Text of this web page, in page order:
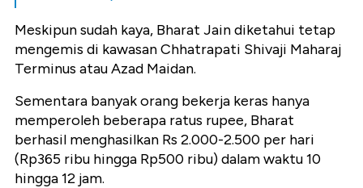
Meskipun sudah kaya, Bharat Jain diketahui tetap
mengemis di kawasan Chhatrapati Shivaji Maharaj
Terminus atau Azad Maidan.
Sementara banyak orang bekerja keras hanya
memperoleh beberapa ratus rupee, Bharat
berhasil menghasilkan Rs 2.000-2.500 per hari
(Rp365 ribu hingga Rp500 ribu) dalam waktu 10
hingga 12 jam.